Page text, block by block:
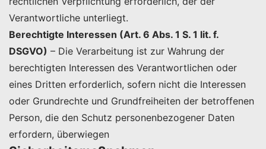
Verantwortliche unterliegt.
Berechtigte Interessen (Art. 6 Abs. 1 S. 1 lit. f.
DSGVO) – Die Verarbeitung ist zur Wahrung der
berechtigten Interessen des Verantwortlichen oder
eines Dritten erforderlich, sofern nicht die Interessen
oder Grundrechte und Grundfreiheiten der betroffenen
Person, die den Schutz personenbezogener Daten
erfordern, überwiegen